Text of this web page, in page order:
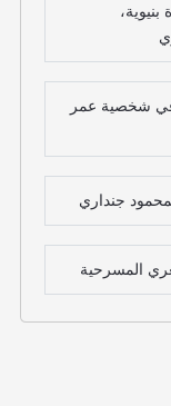
في شخصية عمر
جنداري
المسرحية